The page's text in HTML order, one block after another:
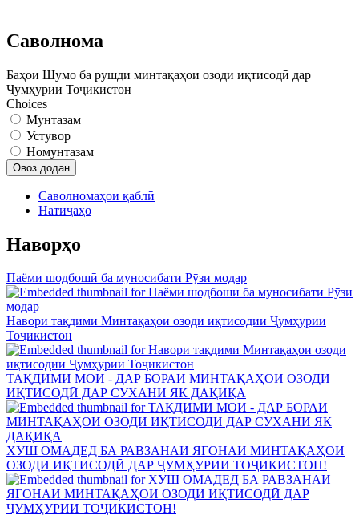
Саволнома
Баҳои Шумо ба рушди минтақаҳои озоди иқтисодӣ дар
Ҷумҳурии Тоҷикистон
Choices
Мунтазам
Устувор
Номунтазам
Саволномаҳои қаблӣ
Натиҷаҳо
Наворҳо
Паёми шодбошӣ ба муносибати Рӯзи модар
Навори тақдими Минтақаҳои озоди иқтисодии Ҷумҳурии
Тоҷикистон
ТАҚДИМИ МОИ - ДАР БОРАИ МИНТАҚАҲОИ ОЗОДИ
ИҚТИСОДӢ ДАР СУХАНИ ЯК ДАҚИҚА
ХУШ ОМАДЕД БА РАВЗАНАИ ЯГОНАИ МИНТАҚАҲОИ
ОЗОДИ ИҚТИСОДӢ ДАР ҶУМҲУРИИ ТОҶИКИСТОН!